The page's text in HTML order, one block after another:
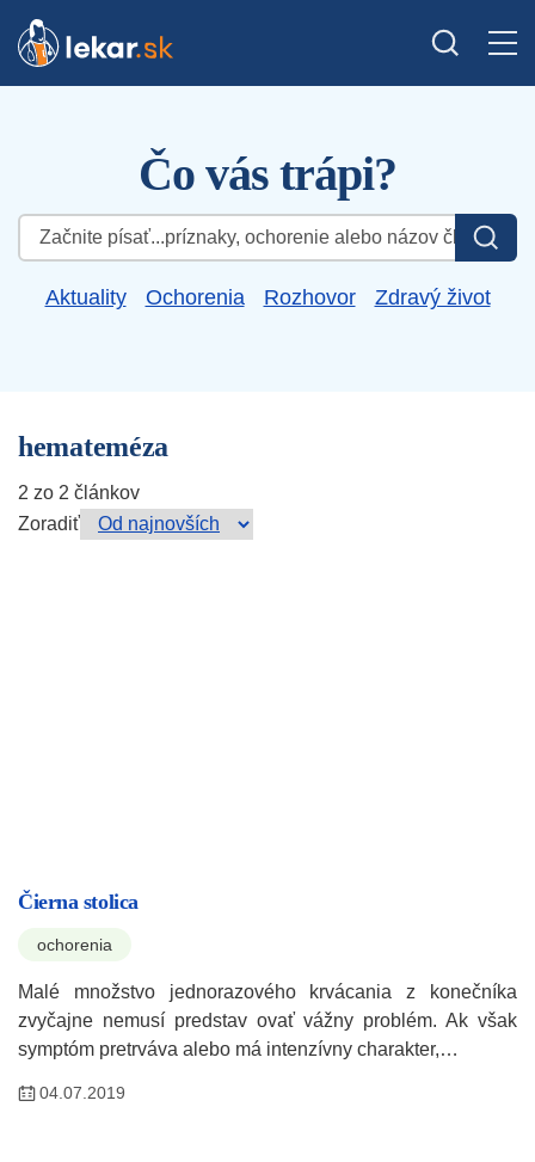
Čo vás trápi?
Hľadať:
Aktuality Ochorenia Rozhovor Zdravý život
hemateméza
2 zo 2 článkov
Zoradiť
Čierna stolica
ochorenia
Malé množstvo jednorazového krvácania z konečníka
zvyčajne nemusí predstav ovať vážny problém. Ak však
symptóm pretrváva alebo má intenzívny charakter,…
04.07.2019